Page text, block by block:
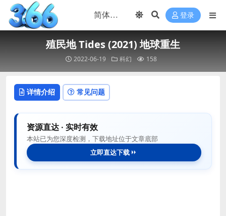
登录
殖民地 Tides (2021) 地球重生
2022-06-19 科幻 158
详情介绍 常见问题
资源直达 · 实时有效
本站已为您深度检测，下载地址位于文章底部
立即直达下载